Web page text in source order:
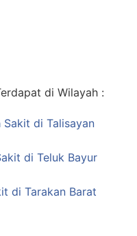
di Wilayah :
Sakit di Talisayan
di Teluk Bayur
di Tarakan Barat